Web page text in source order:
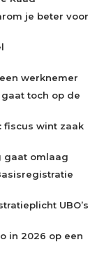
je beter voor
werknemer
toch op de
fiscus wint zaak
gaat omlaag
UBO’s
in 2026 op een